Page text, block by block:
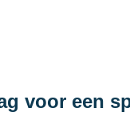
voor een